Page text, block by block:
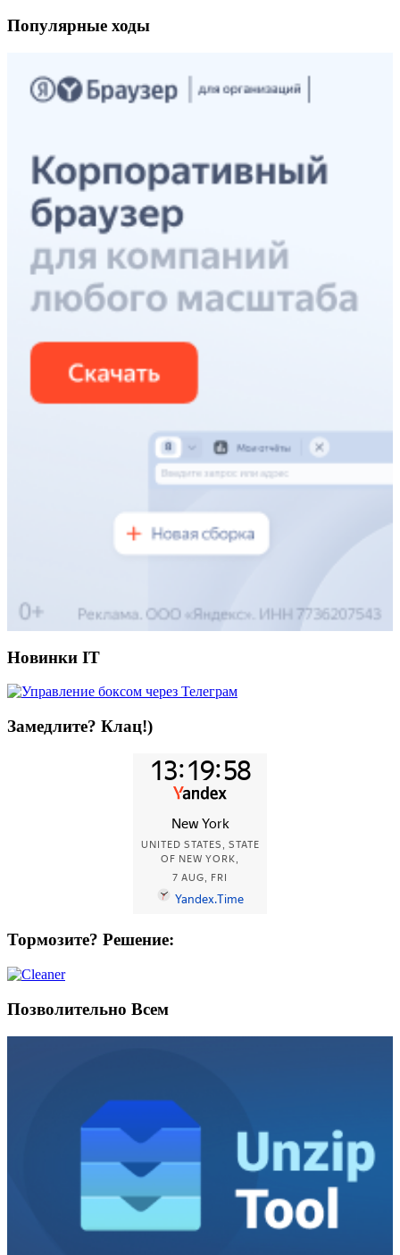
Популярные ходы
Новинки IT
Замедлите? Клац!)
Тормозите? Решение:
Позволительно Всем